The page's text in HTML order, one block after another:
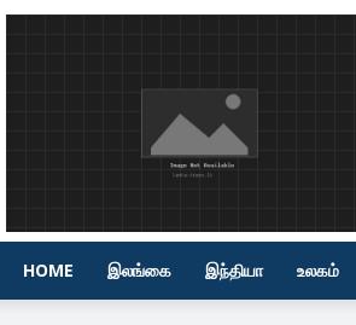
HOME இலங்கை இந்தியா உலகம்